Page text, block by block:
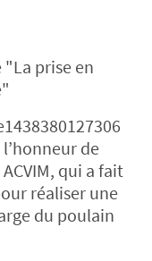
"La prise en
l’honneur de
qui a fait
réaliser une
du poulain